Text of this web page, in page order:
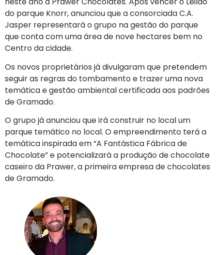
do parque Knorr, anunciou que a consorciada C.A.
Jasper representará o grupo na gestão do parque
que conta com uma área de nove hectares bem no
Centro da cidade.
Os novos proprietários já divulgaram que pretendem
seguir as regras do tombamento e trazer uma nova
temática e gestão ambiental certificada aos padrões
de Gramado.
O grupo já anunciou que irá construir no local um
parque temático no local. O empreendimento terá a
temática inspirada em “A Fantástica Fábrica de
Chocolate” e potencializará a produção de chocolate
caseiro da Prawer, a primeira empresa de chocolates
de Gramado.